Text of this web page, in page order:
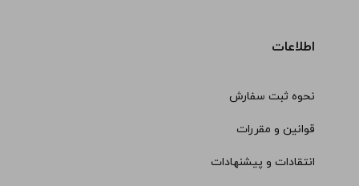
اطلاعات
نحوه ثبت سفارش
قوانین و مقررات
انتقادات و پیشنهادات